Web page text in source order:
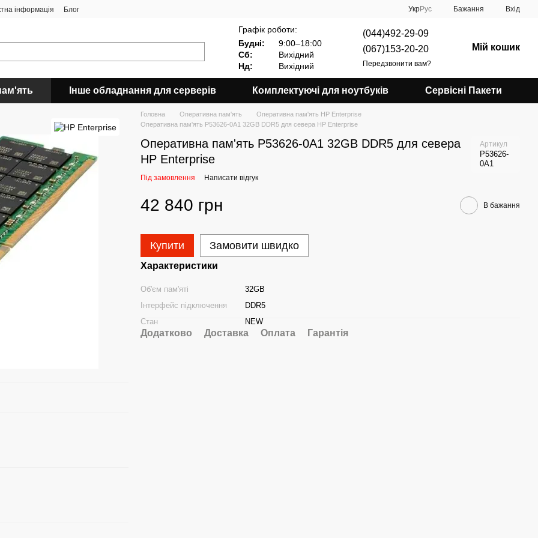
інформація Блог УкрРус Бажання Вхід
Графік роботи:
Будні:
9:00–18:00
Сб:
Вихідний
Нд:
Вихідний
(044)492-29-09
(067)153-20-20
Передзвонити вам?
Мій кошик
Інше обладнання для серверів Комплектуючі для ноутбуків Сервісні Пакети
Головна Оперативна пам'ять
Оперативна пам'ять HP Enterprise
Оперативна пам'ять P53626-0A1 32GB DDR5 для севера HP Enterprise
Оперативна пам'ять P53626-0A1 32GB DDR5 для севера
HP Enterprise
Артикул
P53626-
0A1
Під замовлення Написати відгук
42 840 грн В бажання
Купити Замовити швидко
Характеристики
Об'єм пам'яті
32GB
Інтерфейс підключення
DDR5
Стан
NEW
Додатково Доставка Оплата Гарантія